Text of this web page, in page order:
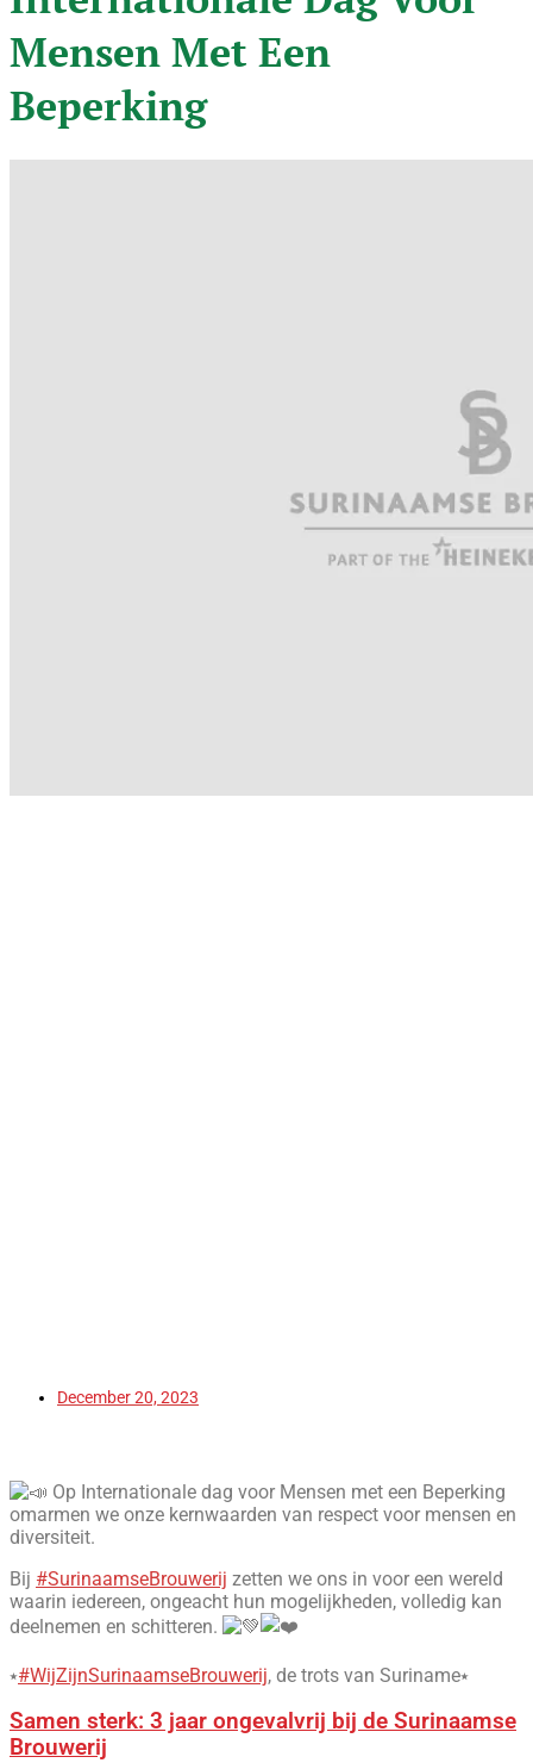
Mensen Met Een
Beperking
December 20, 2023
Op Internationale dag voor Mensen met een Beperking
omarmen we onze kernwaarden van respect voor mensen en
diversiteit.
Bij #SurinaamseBrouwerij zetten we ons in voor een wereld
waarin iedereen, ongeacht hun mogelijkheden, volledig kan
deelnemen en schitteren.
⭑#WijZijnSurinaamseBrouwerij, de trots van Suriname⭑
Samen sterk: 3 jaar ongevalvrij bij de Surinaamse
Brouwerij